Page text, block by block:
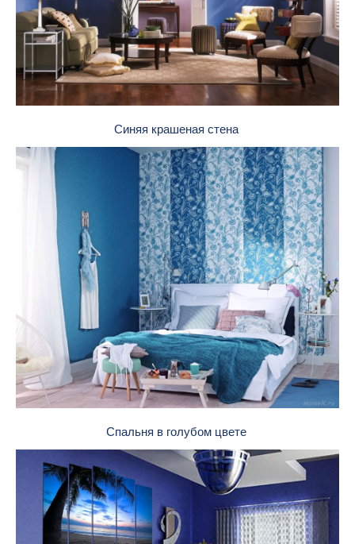
Синяя крашеная стена
Спальня в голубом цвете